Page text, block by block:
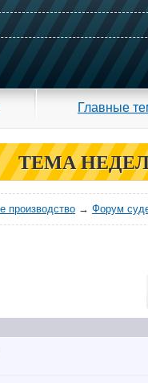
Главные
ТЕМА
производство → Форум